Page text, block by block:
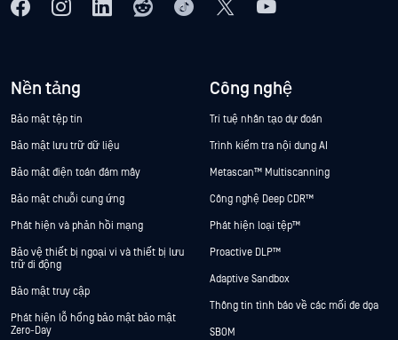
Nền tảng
Bảo mật tệp tin
Bảo mật lưu trữ dữ liệu
Bảo mật điện toán đám mây
Bảo mật chuỗi cung ứng
Phát hiện và phản hồi mạng
Bảo vệ thiết bị ngoại vi và thiết bị lưu
trữ di động
Bảo mật truy cập
Phát hiện lỗ hổng bảo mật bảo mật
Zero-Day
Công nghệ
Trí tuệ nhân tạo dự đoán
Trình kiểm tra nội dung AI
Metascan™ Multiscanning
Công nghệ Deep CDR™
Phát hiện loại tệp™
Proactive DLP™
Adaptive Sandbox
Thông tin tình báo về các mối đe dọa
SBOM